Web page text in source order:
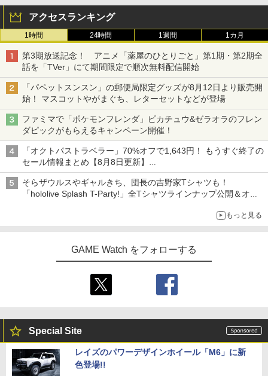
￥11,849
4
【純正品】DualSense ワイヤレスコン
トローラー ミッドナイト ブラック(CFI-
ZCT2J01)
￥10,737
【純正品】DualSense ワイヤレスコン
トローラー(CFI-ZCT2J)
￥10,737
￥8,020
【純正品】Xbox 充電式バッテリー + US
B-C ケーブル
￥2,618
5
【国内正規品】Thrustmaster スラスト
マスター TH8S シフター - PC、PS4、P
S5、PS5 Pro、Xbox One、Xbox Serie
s X|S 対応の高精度 H パターン シフター
￥14,141
ナル三方背収納ケース付きコレクション)
(オリジナル特典:オリジナル巾着＋メー
カー特典:【坤と離】二振りの剣、十翼よ
り来たる！スタジオ描き下ろしイラスト
ボード付) [Blu-ray]
￥10,780
4
劇場版「鬼滅の刃」無限城編 第一章 猗
窩座再来 完全生産限定版 [Blu-ray]
￥8,698
『映画 ラブライブ！蓮ノ空女学院スクー
ルアイドルクラブ Bloom Garden Part
￥8,589
￥7,623
3
ゼルダの伝説 ブレス オブ ザ ワイルド
Nintendo Switch 2 Edition
￥7,680
任天堂 【Switch2】ゼルダの伝説 ブレス
オブ ザ ワイルド Nintendo Switch 2 Ed
ition [NXS-P-AAAAH NSW2 ゼルダノデ
ンセツ ブレス オブ ザ ワイルド]
￥7,710
￥7,730
3
【特典】ファイナルファンタジー レゾナ
かけだし騎士の応援パック・かけだし騎
士のスタートダッシュパック)
￥6,526
【特典】MARVEL Tōkon: Fighting So
uls(【早期購入封入特典】ロビーのアイ
テムセット)
【特典】トゥームレイダー：レガシー・
バイバー(仮)」（ゲーム内コンテンツ）)
￥7,012
チームデック OLED スチームデック LC
D ガイド枠 指紋防止
￥998
3
Nintendo Switch2 専用 スリムハードポ
ーチ 収納ケース ハードケース ポーチ 収
納バッグ 耐衝撃 スイッチ2 キャリングケ
ース 軽量 ◇ALW-PU-001
￥1,680
4
[Switch 2] ぽこ あ ポケモン エキスパン
ションパス（ダウンロード版）※3,200
ポイントまでご利用可
レトロフリーク レッド×ホワイト ( レト
ロゲーム互換機 )（ コントローラーアダ
プターセット ）CY-RF-RW HDMI出力 ど
こでもセーブ 互換機種 FC SFC SNES G
3
【中古】【Blu−ray】ファイナルファン
タジーVII アドベントチルドレン コン
プリート 初回限定版 PS3版「ファイ
ナルファンタジーXIII」体験版・スリー
ブケース付 / アニメ
￥540
4
【中古】うどんの国の金色毛鞠 第一巻/
Blu−ray Disc/VPXY-71489
￥749
y】/アニメーション[Blu-ray]【返品種別
A】
￥4,400
アクセスランキング
1時間 24時間 1週間 1カ月
第3期放送記念！ アニメ「薬屋のひとりごと」第1期・第2期全
話を「TVer」にて期間限定で順次無料配信開始
「パペットスンスン」の郵便局限定グッズが8月12日より販売開
始！ マスコットやがまぐち、レターセットなどが登場
ファミマで「ポケモンフレンダ」ピカチュウ&ゼラオラのフレン
ダピックがもらえるキャンペーン開催！
「オクトパストラベラー」70%オフで1,643円！ もうすぐ終了の
セール情報まとめ【8月8日更新】
ニンテンドーeショップでは「大神 絶景版」が67%オフで990円
そらザウルスやギャルきち、団長の吉野家Tシャツも！
「hololive Splash T-Party!」全Tシャツラインナップ公開＆オン
もっと見る
GAME Watch をフォローする
Special Site
レイズのパワーデザインホイール「M6」に新
色登場!!